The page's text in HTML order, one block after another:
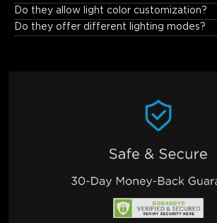
Yes.
Do they allow light color customization?
Do they offer different lighting modes?